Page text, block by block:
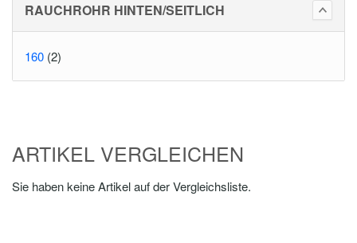
RAUCHROHR HINTEN/SEITLICH
160 (2)
ARTIKEL VERGLEICHEN
Sie haben keine Artikel auf der Vergleichsliste.